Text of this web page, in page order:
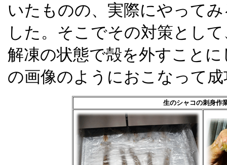
いたものの、実際にやって
した。そこでその対策とし
解凍の状態で殻を外すこと
の画像のようにおこなって
生のシャコの刺身作